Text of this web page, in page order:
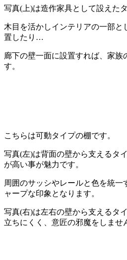
写真(上)は造作家具として設えた
木目を活かしインテリアの一部と
置したり…
廊下の壁一面に設置すれば、家族
す。
こちらは可動タイプの棚です。
写真(左)は背面の壁から支えるタ
が高い事が魅力です。
周囲のサッシやレールと色を統一
ャープな印象となります。
写真(右)は左右の壁から支えるタ
立ちにくく、意匠の邪魔をしませ